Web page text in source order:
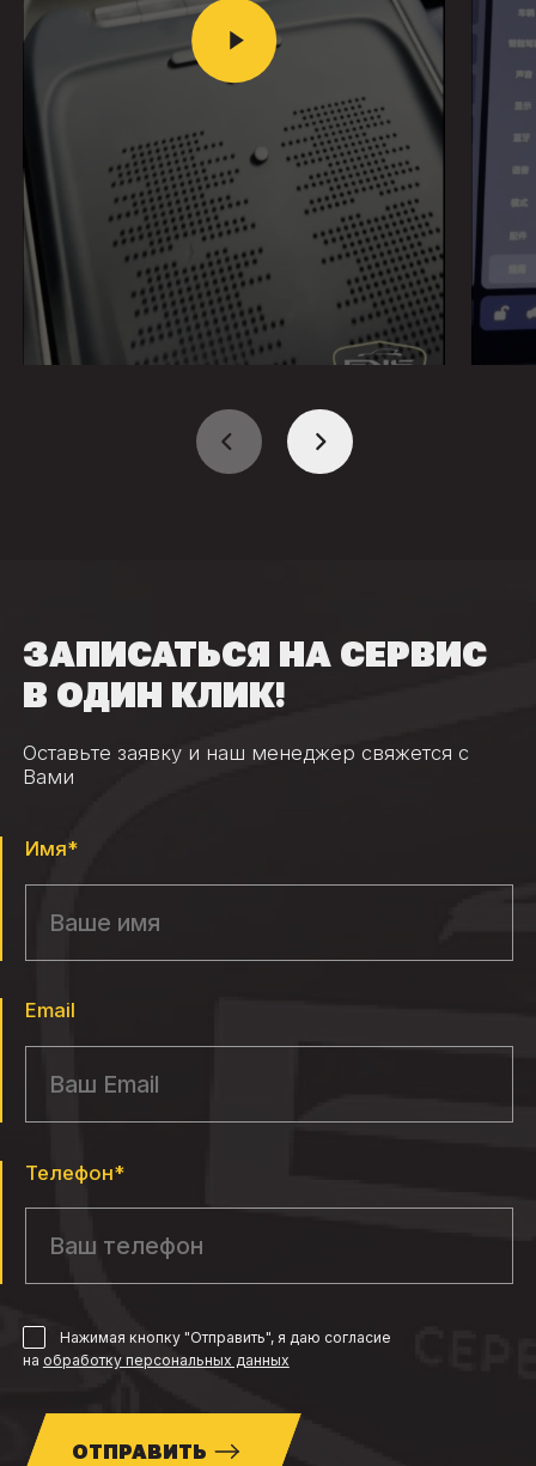
ЗАПИСАТЬСЯ НА СЕРВИС
В ОДИН КЛИК!
Оставьте заявку и наш менеджер свяжется с
Вами
Имя*
Email
Телефон*
Нажимая кнопку "Отправить", я даю согласие
на обработку персональных данных
ОТПРАВИТЬ